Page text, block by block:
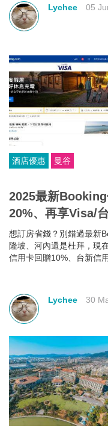
Lychee
05
酒店優惠 曼谷
2025最新
20%、再享Visa/
想訂房省錢？別錯過最新
隆坡、河內還是杜拜，現
信用卡回贈10%、台新信
Lychee 30